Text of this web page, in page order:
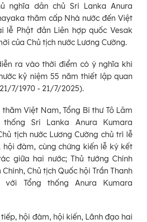
nghĩa dân chủ Sri Lanka Anura
thăm cấp Nhà nước đến Việt
lễ Phật đản Liên hợp quốc Vesak
của Chủ tịch nước Lương Cường.
ra vào thời điểm có ý nghĩa khi
kỷ niệm 55 năm thiết lập quan
7/1970 - 21/7/2025).
Việt Nam, Tổng Bí thư Tô Lâm
Sri Lanka Anura Kumara
tịch nước Lương Cường chủ trì lễ
hội đàm, cùng chứng kiến lễ ký kết
giữa hai nước; Thủ tướng Chính
Chủ tịch Quốc hội Trần Thanh
với Tổng thống Anura Kumara
hội đàm, hội kiến, Lãnh đạo hai